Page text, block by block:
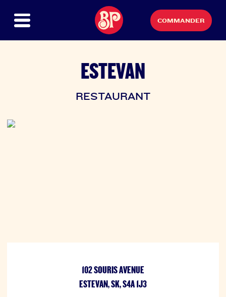
COMMANDER
ESTEVAN
RESTAURANT
102 SOURIS AVENUE
ESTEVAN, SK, S4A 1J3